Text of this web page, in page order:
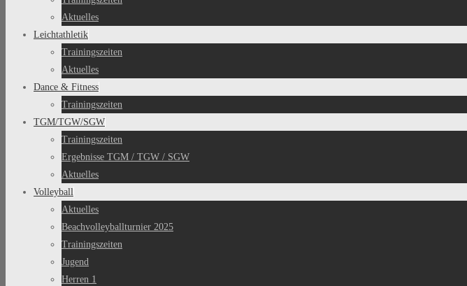
Aktuelles
Leichtathletik
Trainingszeiten
Aktuelles
Dance & Fitness
Trainingszeiten
TGM/TGW/SGW
Trainingszeiten
Ergebnisse TGM / TGW / SGW
Aktuelles
Volleyball
Aktuelles
Beachvolleyballturnier 2025
Trainingszeiten
Jugend
Herren 1